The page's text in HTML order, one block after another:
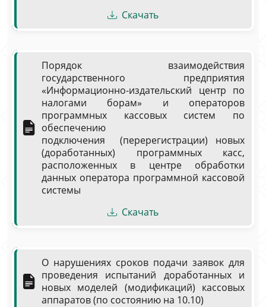
Скачать
Порядок взаимодействия
государственного предприятия
«Информационно-издательский центр по
налогами борам» и операторов
программных кассовых систем по
обеспечению
подключения (перерегистрации) новых
(доработанных) программных касс,
расположенных в центре обработки
данных оператора программной кассовой
системы
Скачать
О нарушениях сроков подачи заявок для
проведения испытаний доработанных и
новых моделей (модификаций) кассовых
аппаратов (по состоянию на 10.10)